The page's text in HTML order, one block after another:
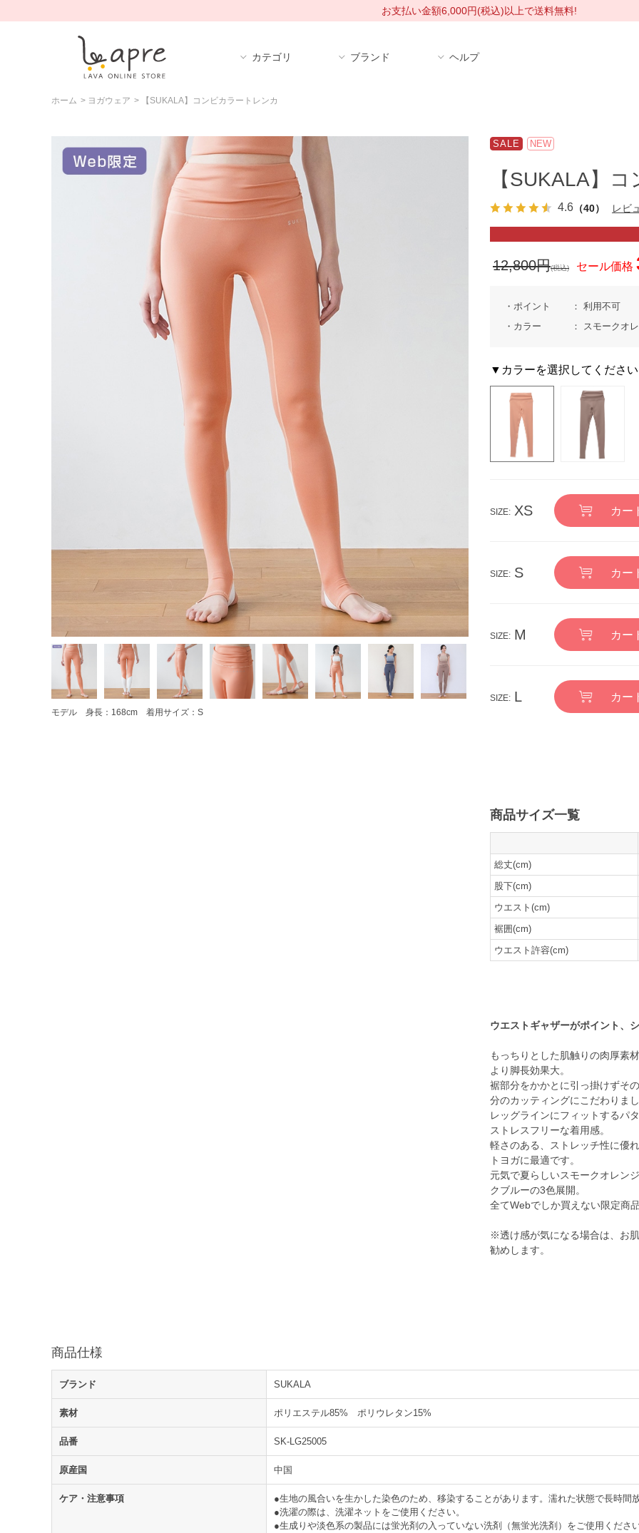
お支払い金額6,000円(税込)以上で送料無料!
カテゴリ ブランド ヘルプ
ホーム > ヨガウェア > 【SUKALA】コンビカラートレンカ
モデル 身長：168cm 着用サイズ：S
SALE NEW
【SUKALA】
4.6 （40） レビ
12,800円(税込) セール価格
ポイント
利用不可
カラー
スモークオ
▼カラーを選択してください
XS カー
S カー
M カー
L カー
商品サイズ一覧
総丈(cm)
股下(cm)
ウエスト(cm)
裾囲(cm)
ウエスト許容(cm)
ウエストギャザーがポイント、
もっちりとした肌触りの肉厚素
より脚長効果大。
裾部分をかかとに引っ掛けずそ
分のカッティングにこだわりま
レッグラインにフィットするパ
ストレスフリーな着用感。
軽さのある、ストレッチ性に優
トヨガに最適です。
元気で夏らしいスモークオレン
クブルーの3色展開。
全てWebでしか買えない限定商
※透け感が気になる場合は、お
勧めします。
商品仕様
ブランド SUKALA
素材 ポリエステル85% ポリウレタン15%
品番 SK-LG25005
原産国 中国
ケア・注意事項
●生地の風合いを生かした染色のため、移染することがあります。濡れた状態で長時間
●洗濯の際は、洗濯ネットをご使用ください。
●生成りや淡色系の製品には蛍光剤の入っていない洗剤（無蛍光洗剤）をご使用くださ